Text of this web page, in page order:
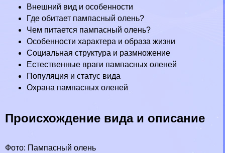
Внешний вид и особенности
Где обитает пампасный олень?
Чем питается пампасный олень?
Особенности хаpaктера и образа жизни
Социальная структура и размножение
Естественные враги пампасных оленей
Популяция и статус вида
Охрана пампасных оленей
Происхождение вида и описание
Фото: Пампасный олень